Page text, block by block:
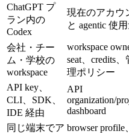
ChatGPT プ
ラン内の
Codex
現在のアカウ
と agentic 使
会社・チー
ム・学校の
workspace
workspace
seat、credits、
理ポリシー
API key、
CLI、SDK、
IDE 経由
API
organization/
dashboard
同じ端末でア browser profile、